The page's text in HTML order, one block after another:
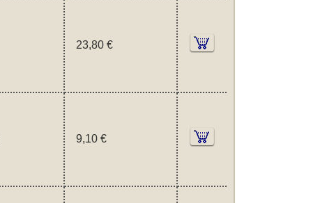
23,80 €
9,10 €